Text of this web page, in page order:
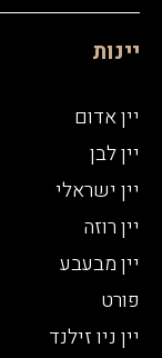
יינות
יין אדום
יין לבן
יין ישראלי
יין רוזה
יין מבעבע
פורט
יין ניו זילנד